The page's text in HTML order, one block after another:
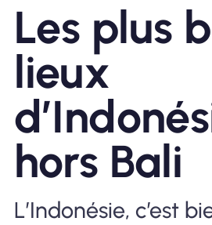
À propos de l'eSIM
Pourquoi Nomad eSIM
Les plus
lieux
hors Bali
L’Indonésie, c’est